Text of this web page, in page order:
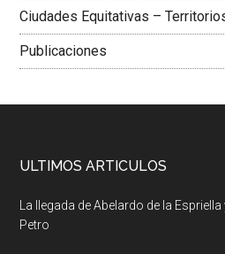
Ciudades Equitativas –
Publicaciones
ULTIMOS ARTICULOS
La llegada de Abelardo de la
Petro